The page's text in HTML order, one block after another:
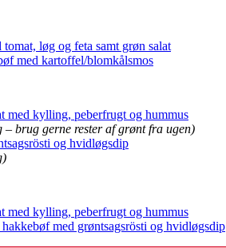
løg og feta samt grøn salat
med kartoffel/blomkålsmos
med kylling, peberfrugt og hummus
– brug gerne rester af grønt fra ugen)
og hvidløgsdip
med kylling, peberfrugt og hummus
med grøntsagsrösti og hvidløgsdip